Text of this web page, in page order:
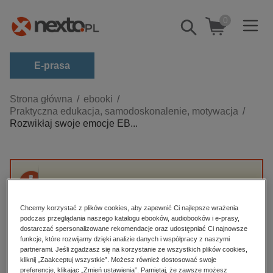
Pokaż/schowaj
wyszukiwarkę
0
E-prasa
Kategorie
Zobacz wszystkie E-prasa
biznesowe, branżowe, gospodarka
darmowe wydania
edukacja
hobby, sport, rozrywka
komputery, internet, technologie, informatyka
Strona główna
ebooki
Praktyczna edukacja, samodoskonalenie, motywacja
Rozwikłaj swoje emocje EB...
High-contrast mode
Polecane
Chcemy korzystać z plików cookies, aby zapewnić Ci najlepsze wrażenia
podczas przeglądania naszego katalogu ebooków, audiobooków i e-prasy,
dostarczać spersonalizowane rekomendacje oraz udostępniać Ci najnowsze
funkcje, które rozwijamy dzięki analizie danych i współpracy z naszymi
partnerami. Jeśli zgadzasz się na korzystanie ze wszystkich plików cookies,
kliknij „Zaakceptuj wszystkie”. Możesz również dostosować swoje
preferencje, klikając „Zmień ustawienia”. Pamiętaj, że zawsze możesz